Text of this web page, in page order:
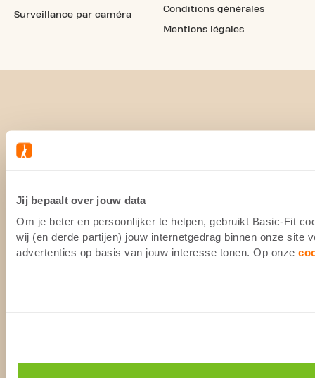
Jij bepaalt over jouw data
Om je beter en persoonlijker te helpen, gebruikt Basic-Fit
wij (en derde partijen) jouw internetgedrag binnen onze site
advertenties op basis van jouw interesse tonen. Op onze
Surveillance par caméra
Conditions générales
Mentions légales